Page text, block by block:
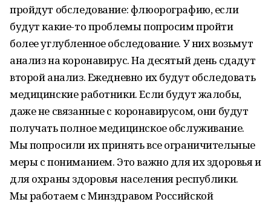
пройдут обследование: флюорографию, если
будут какие-то проблемы попросим пройти
более углубленное обследование. У них возьмут
анализ на коронавирус. На десятый день сдадут
второй анализ. Ежедневно их будут обследовать
медицинские работники. Если будут жалобы,
даже не связанные с коронавирусом, они будут
получать полное медицинское обслуживание.
Мы попросили их принять все ограничительные
меры с пониманием. Это важно для их здоровья и
для охраны здоровья населения республики.
Мы работаем с Минздравом Российской